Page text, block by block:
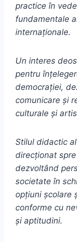
practice în
fundamentale
internaționale.
Un interes
pentru
democrației,
comunicare și
culturale și
Stilul didactic
direcționat
dezvoltând
societate în
opțiuni școlare
conforme cu
și aptitudini.